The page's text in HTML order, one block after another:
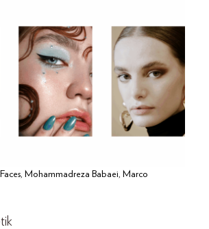
Mohammadreza Babaei, Marco